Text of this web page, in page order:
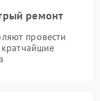
ремонт
провести
кратчайшие